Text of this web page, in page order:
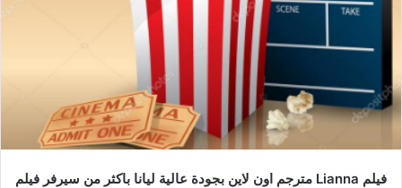
فيلم Lianna مترجم اون لاين بجودة عالية ليانا باكثر من سيرفر فيلم